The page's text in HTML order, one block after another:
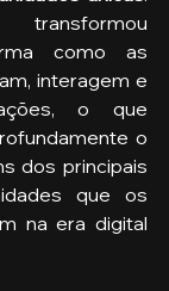
como as
interagem e
o que
o
dos principais
que os
na era digital